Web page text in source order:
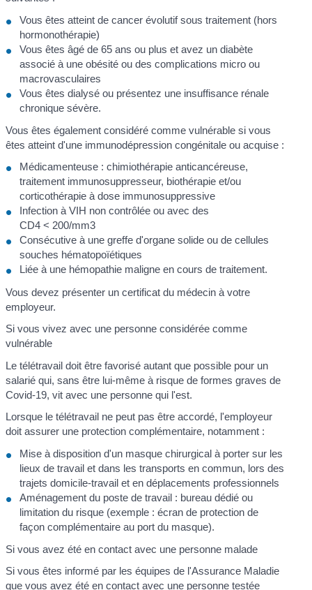
Vous êtes atteint de cancer évolutif sous traitement (hors
hormonothérapie)
Vous êtes âgé de 65 ans ou plus et avez un diabète
associé à une obésité ou des complications micro ou
macrovasculaires
Vous êtes dialysé ou présentez une insuffisance rénale
chronique sévère.
Vous êtes également considéré comme vulnérable si vous
êtes atteint d'une immunodépression congénitale ou acquise :
Médicamenteuse : chimiothérapie anticancéreuse,
traitement immunosuppresseur, biothérapie et/ou
corticothérapie à dose immunosuppressive
Infection à VIH non contrôlée ou avec des
CD4 < 200/mm3
Consécutive à une greffe d'organe solide ou de cellules
souches hématopoïétiques
Liée à une hémopathie maligne en cours de traitement.
Vous devez présenter un certificat du médecin à votre
employeur.
Si vous vivez avec une personne considérée comme
vulnérable
Le télétravail doit être favorisé autant que possible pour un
salarié qui, sans être lui-même à risque de formes graves de
Covid-19, vit avec une personne qui l'est.
Lorsque le télétravail ne peut pas être accordé, l'employeur
doit assurer une protection complémentaire, notamment :
Mise à disposition d'un masque chirurgical à porter sur les
lieux de travail et dans les transports en commun, lors des
trajets domicile-travail et en déplacements professionnels
Aménagement du poste de travail : bureau dédié ou
limitation du risque (exemple : écran de protection de
façon complémentaire au port du masque).
Si vous avez été en contact avec une personne malade
Si vous êtes informé par les équipes de l'Assurance Maladie
que vous avez été en contact avec une personne testée